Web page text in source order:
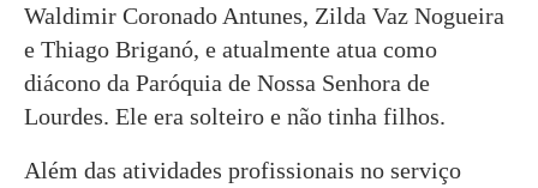
Waldimir Coronado Antunes, Zilda Vaz Nogueira
e Thiago Briganó, e atualmente atua como
diácono da Paróquia de Nossa Senhora de
Lourdes. Ele era solteiro e não tinha filhos.
Além das atividades profissionais no serviço